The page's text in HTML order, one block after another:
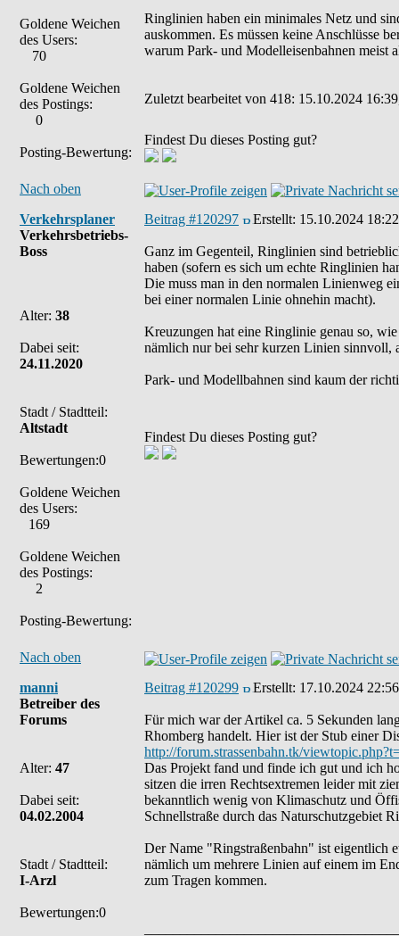
Goldene Weichen
des Users:
70
Goldene Weichen
des Postings:
0
Posting-Bewertung:
Ringlinien haben ein minimales Netz und
auskommen. Es müssen keine Anschlüsse
warum Park- und Modelleisenbahnen meist
Zuletzt bearbeitet von 418: 15.10.2024
Findest Du dieses Posting gut?
Nach oben
Verkehrsplaner
Verkehrsbetriebs-
Boss
Alter: 38
Dabei seit:
24.11.2020
Stadt / Stadtteil:
Altstadt
Bewertungen:0
Goldene Weichen
des Users:
169
Goldene Weichen
des Postings:
2
Posting-Bewertung:
Beitrag #120297 Erstellt: 15.10.2024 18:22
Ganz im Gegenteil, Ringlinien sind
haben (sofern es sich um echte Ringlinien
Die muss man in den normalen Linienweg
bei einer normalen Linie ohnehin macht).
Kreuzungen hat eine Ringlinie genau so,
nämlich nur bei sehr kurzen Linien sinnvoll,
Park- und Modellbahnen sind kaum der
Findest Du dieses Posting gut?
Nach oben
manni
Betreiber des
Forums
Alter: 47
Dabei seit:
04.02.2004
Stadt / Stadtteil:
I-Arzl
Bewertungen:0
Beitrag #120299 Erstellt: 17.10.2024 22:56
Für mich war der Artikel ca. 5 Sekunden
Rhomberg handelt. Hier ist der Stub einer
http://forum.strassenbahn.tk/
Das Projekt fand und finde ich gut und ich
sitzen die irren Rechtsextremen leider mit
bekanntlich wenig von Klimaschutz und
Schnellstraße durch das Naturschutzgebiet
Der Name "Ringstraßenbahn" ist eigentlich
nämlich um mehrere Linien auf einem im
zum Tragen kommen.